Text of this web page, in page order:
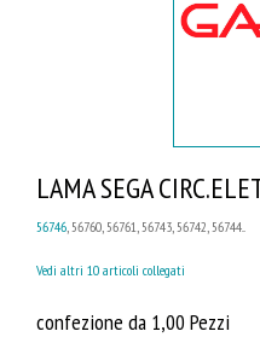
LAMA SEGA
56746 , 56760, 56761, 56743, 56742, 56744...
Vedi altri 10 articoli collegati
confezione da 1,00 Pezzi